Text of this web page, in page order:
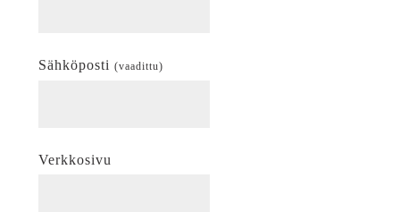
Sähköposti (vaadittu)
Verkkosivu